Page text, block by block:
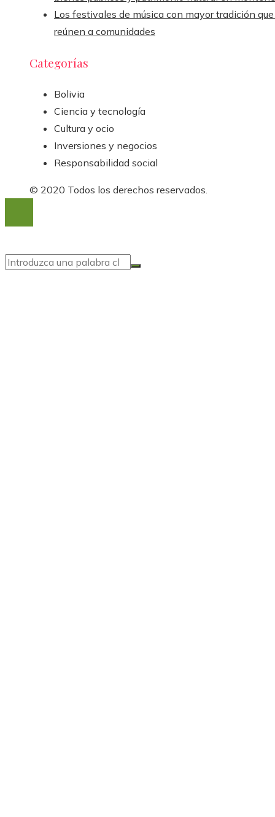
Los festivales de música con mayor tradición
reúnen a comunidades
Categorías
Bolivia
Ciencia y tecnología
Cultura y ocio
Inversiones y negocios
Responsabilidad social
© 2020 Todos los derechos reservados.